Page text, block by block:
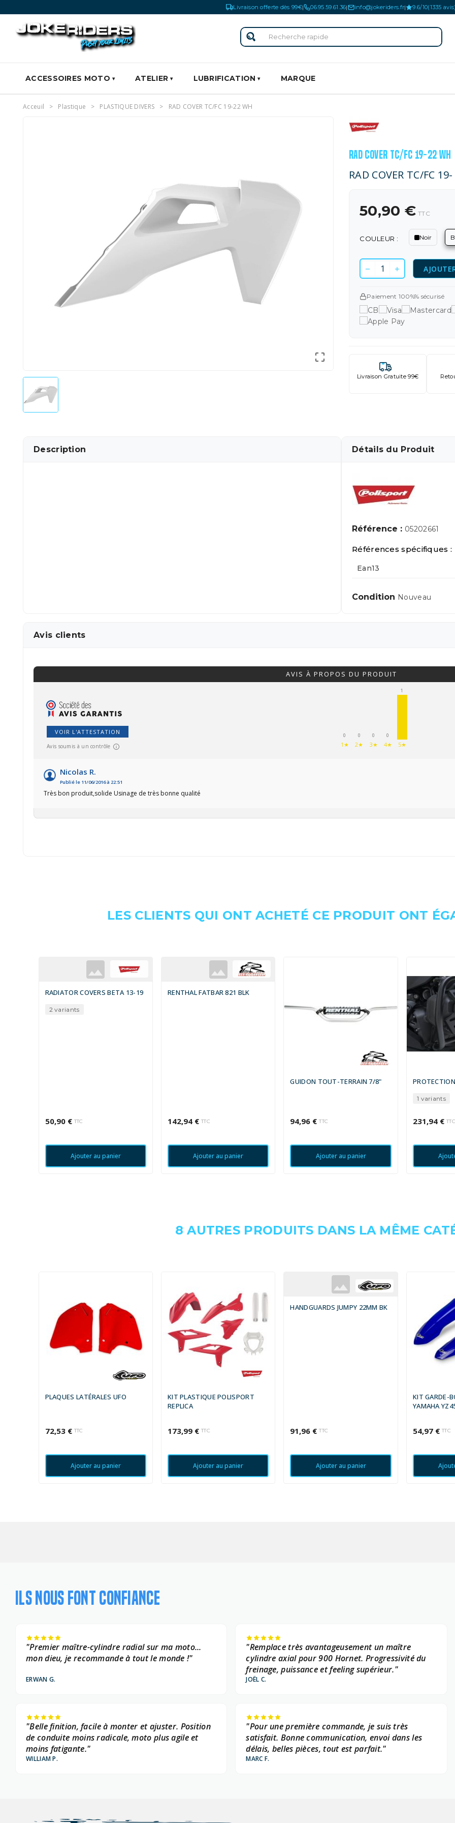
Livraison offerte dès 99€| 06.95.59.61.36| info@jokeriders.fr| 9.6/10(1335 avis)
ACCESSOIRES MOTO ATELIER LUBRIFICATION MARQUE
Acceuil Plastique PLASTIQUE DIVERS RAD COVER TC/FC 19-22 WH

RAD COVER TC/FC 19-22 WH
RAD COVER TC/FC
50,90 € TTC
COULEUR : Noir
Paiement 100%% sécurisé
Livraison Gratuite 99€
Description Détails du Produit
Référence : 05202661
Références spécifiques :
Ean13
Condition Nouveau
Avis clients
AVIS À PROPOS DU PRODUIT
VOIR L'ATTESTATION
Avis soumis à un contrôle
0
1★
0
2★
0
3★
0
4★
1
5★
Nicolas R.
Publié le 11/06/2016 à 22:51
Très bon produit,solide Usinage de très bonne qualité
LES CLIENTS QUI ONT ACHETÉ CE PRODUIT ONT
RADIATOR COVERS BETA 13-19
2 variants
50,90 € TTC
Ajouter au panier
RENTHAL FATBAR 821 BLK
142,94 € TTC
Ajouter au panier
GUIDON TOUT-TERRAIN 7/8"
94,96 € TTC
Ajouter au panier
1 variants
231,94 € TTC
8 AUTRES PRODUITS DANS LA MÊME
PLAQUES LATÉRALES UFO
72,53 € TTC
Ajouter au panier
KIT PLASTIQUE POLISPORT
REPLICA
173,99 € TTC
Ajouter au panier
HANDGUARDS JUMPY 22MM BK
91,96 € TTC
Ajouter au panier
KIT GARDE-
YAMAHA
54,97 € TTC
ILS NOUS FONT CONFIANCE
"Premier maître-cylindre radial sur ma moto...
mon dieu, je recommande à tout le monde !"
ERWAN G.
"Remplace très avantageusement un maître
cylindre axial pour 900 Hornet. Progressivité du
freinage, puissance et feeling supérieur."
JOËL C.
"Belle finition, facile à monter et ajuster. Position
de conduite moins radicale, moto plus agile et
moins fatigante."
WILLIAM P.
"Pour une première commande, je suis très
satisfait. Bonne communication, envoi dans les
délais, belles pièces, tout est parfait."
MARC F.